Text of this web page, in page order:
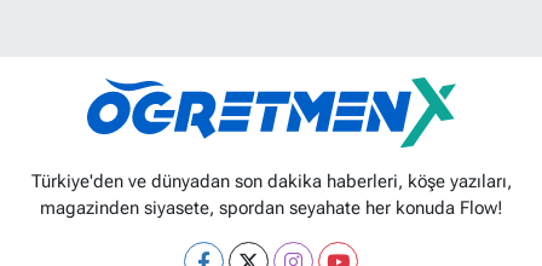
Türkiye'den ve dünyadan son dakika haberleri, köşe yazıları,
magazinden siyasete, spordan seyahate her konuda Flow!